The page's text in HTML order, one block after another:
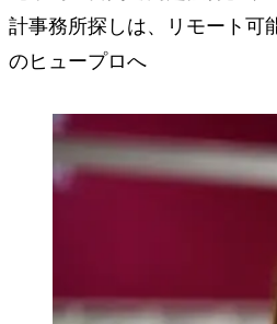
計事務所探しは、リモート可
のヒュープロへ